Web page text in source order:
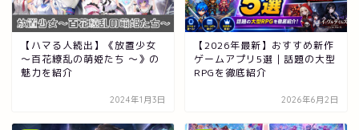
【ハマる人続出】《放置少女
～百花繚乱の萌姫たち ～》の
魅力を紹介
2024年1月3日
【2026年最新】おすすめ新作
ゲームアプリ5選｜話題の大型
RPGを徹底紹介
2026年6月2日